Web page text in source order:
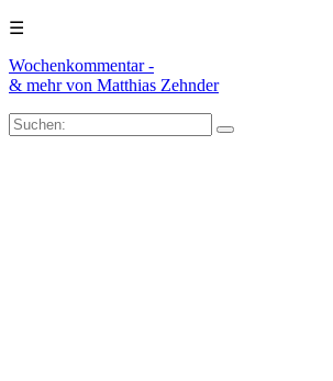
☰
Wochenkommentar -
& mehrvon Matthias Zehnder